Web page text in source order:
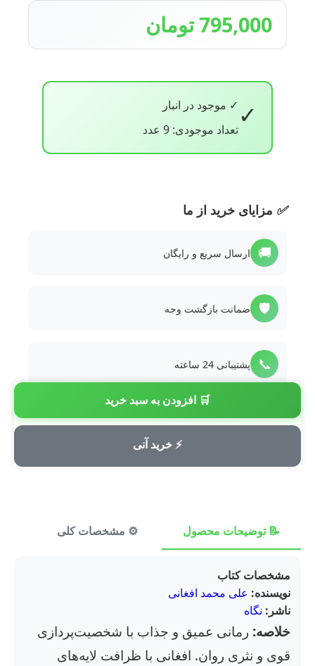
795,000 تومان
✓ ✓ موجود در انبار
تعداد موجودی: 9 عدد
🛒 افزودن به سبد خرید
⚡ خرید آنی
✅ مزایای خرید از ما
🚚 ارسال سریع و رایگان
🛡️ ضمانت بازگشت وجه
📞 پشتیبانی 24 ساعته
💳 پرداخت امن
📝 توضیحات محصول ⚙️ مشخصات کلی
مشخصات کتاب
نویسنده: علی محمد افغانی
ناشر: نگاه
خلاصه: رمانی عمیق و جذاب با شخصیت‌پردازی
قوی و نثری روان. افغانی با ظرافت لایه‌های